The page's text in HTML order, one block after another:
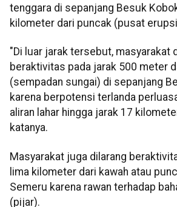
tenggara di sepanjang Besuk
kilometer dari puncak (pusat
"Di luar jarak tersebut, masyarakat
beraktivitas pada jarak 500 meter
(sempadan sungai) di sepanjang
karena berpotensi terlanda
aliran lahar hingga jarak 17
katanya.
Masyarakat juga dilarang
lima kilometer dari kawah atau
Semeru karena rawan terhadap
(pijar).